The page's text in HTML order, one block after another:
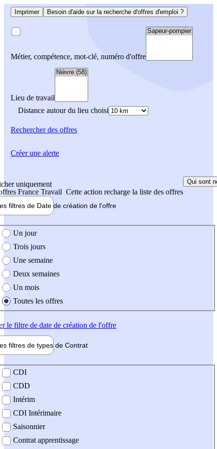
Imprimer Besoin d'aide sur la recherche d'offres d'emploi ?
Métier, compétence, mot-clé, numéro d'offre
Lieu de travail
Distance autour du lieu choisi
Rechercherdes offres
uniquement
France Travail Cette action recharge la liste des offres
Qui sont
filtres de Date de création de l'offre
création de l'offre
Un jour
Trois jours
Une semaine
Deux semaines
Un mois
Toutes les offres
le filtre de date de création de l'offre
filtres de types de Contrat
contrat
CDI
CDD
Intérim
CDI Intérimaire
Saisonnier
Contrat apprentissage
Créer une alerte